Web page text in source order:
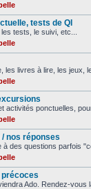
tests de QI
tests, le suivi, etc...
les livres à lire, les jeux,
activités ponctuelles,
nos réponses
à des questions parfois
précoces
Ado. Rendez-